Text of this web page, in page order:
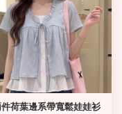
荷葉邊系帶寬鬆娃娃衫